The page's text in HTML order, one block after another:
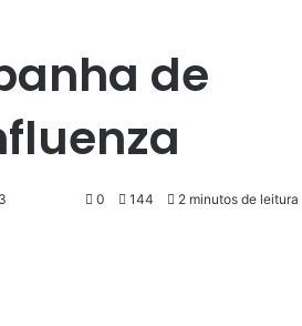
de
0 144 2 minutos de leitura